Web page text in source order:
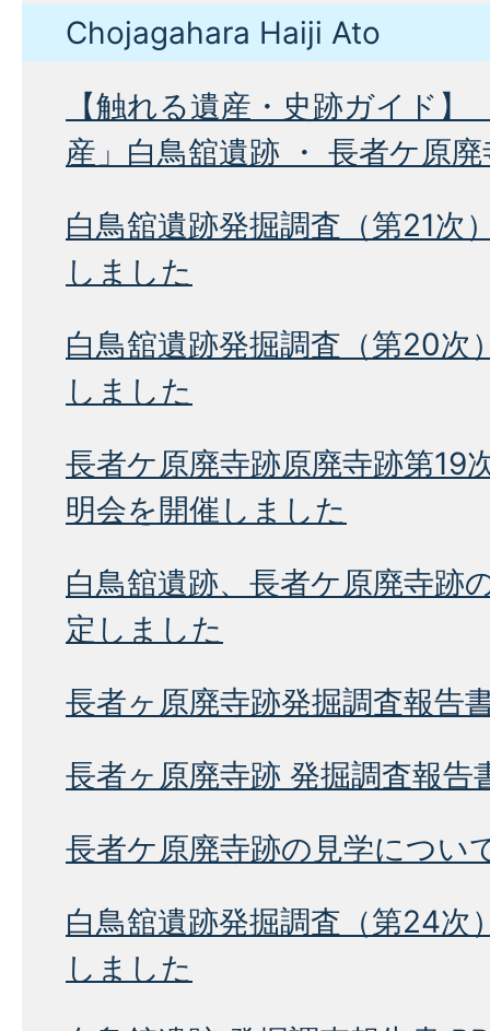
Chojagahara Haiji Ato
【触れる遺産・史跡ガイド】
産」白鳥舘遺跡 ・ 長者ケ原
白鳥舘遺跡発掘調査（第21次
しました
白鳥舘遺跡発掘調査（第20次
しました
長者ケ原廃寺跡原廃寺跡第19
明会を開催しました
白鳥舘遺跡、長者ケ原廃寺跡
定しました
長者ヶ原廃寺跡発掘調査報告
長者ヶ原廃寺跡 発掘調査報告
長者ケ原廃寺跡の見学につい
白鳥舘遺跡発掘調査（第24次
しました